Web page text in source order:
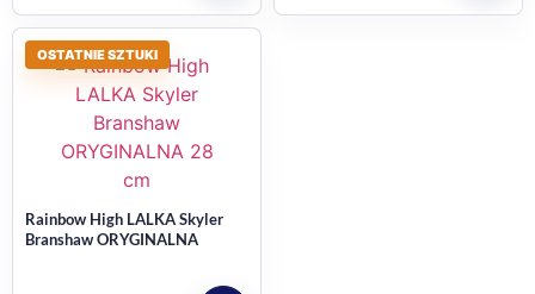
OSTATNIE SZTUKI
Rainbow High LALKA Skyler
Branshaw ORYGINALNA